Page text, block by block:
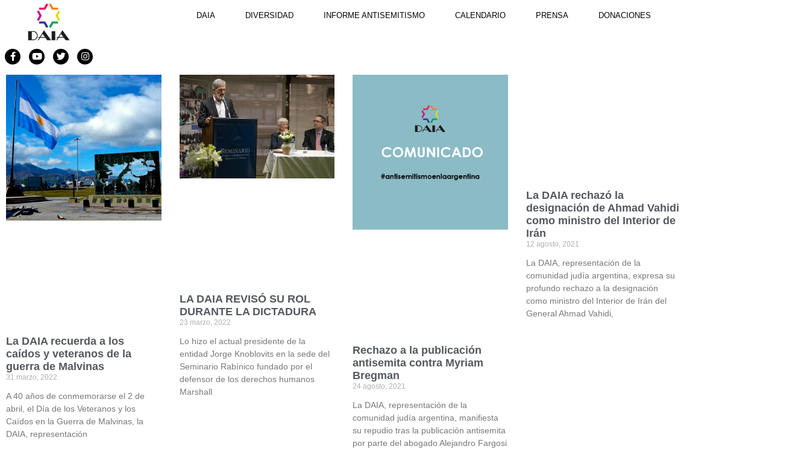
DAIA DIVERSIDAD INFORME ANTISEMITISMO CALENDARIO PRENSA DONACIONES
La DAIA recuerda a los
caídos y veteranos de la
guerra de Malvinas
31 marzo, 2022
A 40 años de conmemorarse el 2 de
abril, el Día de los Veteranos y los
Caídos en la Guerra de Malvinas, la
DAIA, representación
LA DAIA REVISÓ SU ROL
DURANTE LA DICTADURA
23 marzo, 2022
Lo hizo el actual presidente de la
entidad Jorge Knoblovits en la sede del
Seminario Rabínico fundado por el
defensor de los derechos humanos
Marshall
Rechazo a la publicación
antisemita contra Myriam
Bregman
24 agosto, 2021
La DAIA, representación de la
comunidad judía argentina, manifiesta
su repudio tras la publicación antisemita
por parte del abogado Alejandro Fargosi
La DAIA rechazó la
designación de Ahmad Vahidi
como ministro del Interior de
Irán
12 agosto, 2021
La DAIA, representación de la
comunidad judía argentina, expresa su
profundo rechazo a la designación
como ministro del Interior de Irán del
General Ahmad Vahidi,